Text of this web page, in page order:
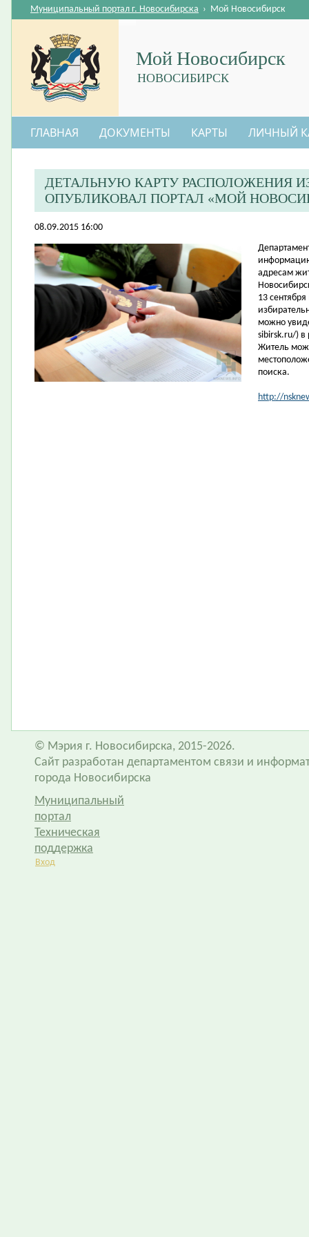
Мой Новосибирск
НОВОСИБИРСК
Муниципальный портал г. Новосибирска › Мой Новосибирск
ГЛАВНАЯ ДОКУМЕНТЫ КАРТЫ ЛИЧНЫЙ
ДЕТАЛЬНУЮ КАРТУ РАСПОЛОЖЕНИЯ
ОПУБЛИКОВАЛ ПОРТАЛ «МОЙ
08.09.2015 16:00
адресам
13
можно
sibirsk.ru/)
Житель
поиска.
http://
© Мэрия г. Новосибирска, 2015-2026.
Сайт разработан департаментом связи и
города Новосибирска
Муниципальный
портал
Техническая
поддержка
Вход